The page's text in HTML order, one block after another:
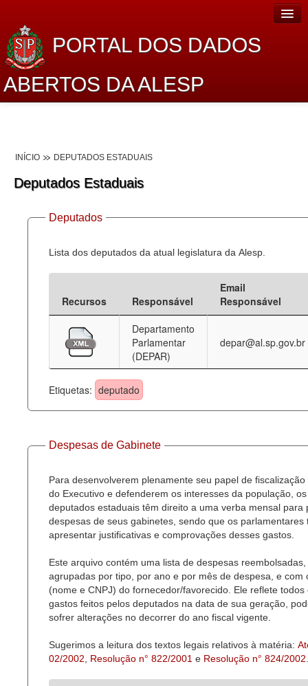
PORTAL DOS DADOS
ABERTOS DA ALESP
Lei de Acesso à Informação
Dados Governamentais Abertos
Planejamento
Catálogo de dados
Processo Legislativo
Deputados Estaduais
Administração
Legislação
Agenda
Perguntas frequentes
INÍCIO DEPUTADOS ESTADUAIS
Deputados Estaduais
Deputados
Lista dos deputados da atual legislatura da Alesp.
Recursos Responsável
Email
Responsável
Departamento
Parlamentar
(DEPAR)
depar@al.sp.gov.br
Etiquetas: deputado
Despesas de Gabinete
Para desenvolverem plenamente seu papel de fiscalização
do Executivo e defenderem os interesses da população, os
deputados estaduais têm direito a uma verba mensal para
despesas de seus gabinetes, sendo que os parlamentares
apresentar justificativas e comprovações desses gastos.
Este arquivo contém uma lista de despesas reembolsadas,
agrupadas por tipo, por ano e por mês de despesa, e com
(nome e CNPJ) do fornecedor/favorecido. Ele reflete todos
gastos feitos pelos deputados na data de sua geração,
sofrer alterações no decorrer do ano fiscal vigente.
Sugerimos a leitura dos textos legais relativos à matéria:
02/2002
Resolução n° 822/2001 e Resolução n° 824/2002